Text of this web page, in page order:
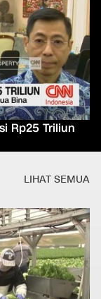
Rp25 Triliun
LIHAT SEMUA